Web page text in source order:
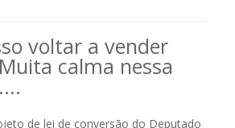
voltar a vender
calma nessa
de lei de conversão do Deputado